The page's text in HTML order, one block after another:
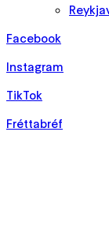
Facebook
Instagram
TikTok
Fréttabréf